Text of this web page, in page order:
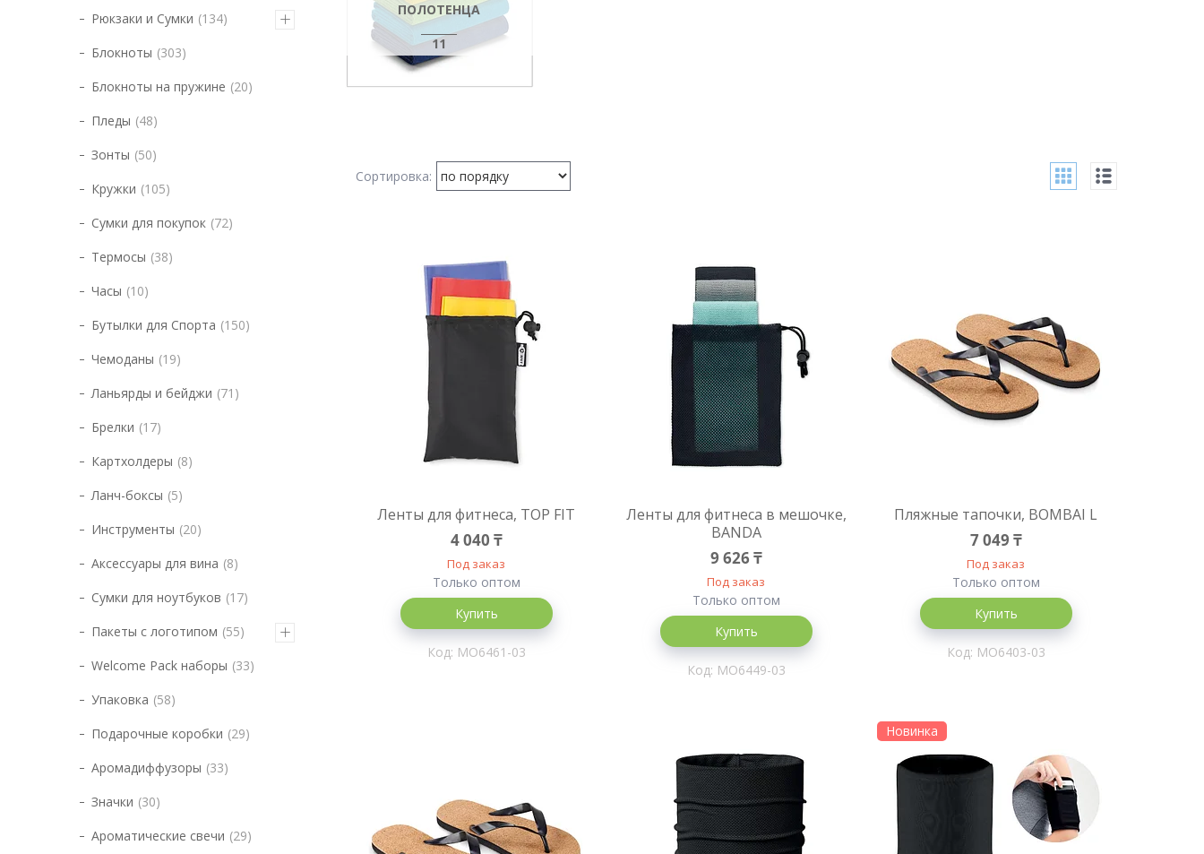
ПОЛОТЕНЦА
11
Ленты для фитнеса, TOP FIT
4 040 ₸
Под заказ
Только оптом
Купить
MO6461-03
Ленты для фитнеса в мешочке,
BANDA
9 626 ₸
Под заказ
Только оптом
Купить
MO6449-03
Пляжные тапочки, BOMBAI L
7 049 ₸
Под заказ
Только оптом
Купить
MO6403-03
Новинка
Рюкзаки и Сумки 134
Блокноты 303
Блокноты на пружине 20
Пледы 48
Зонты 50
Кружки 105
Сумки для покупок 72
Термосы 38
Часы 10
Бутылки для Спорта 150
Чемоданы 19
Ланьярды и бейджи 71
Брелки 17
Картхолдеры 8
Ланч-боксы 5
Инструменты 20
Аксессуары для вина 8
Сумки для ноутбуков 17
Пакеты с логотипом 55
Welcome Pack наборы 33
Упаковка 58
Подарочные коробки 29
Аромадиффузоры 33
Значки 30
Ароматические свечи 29